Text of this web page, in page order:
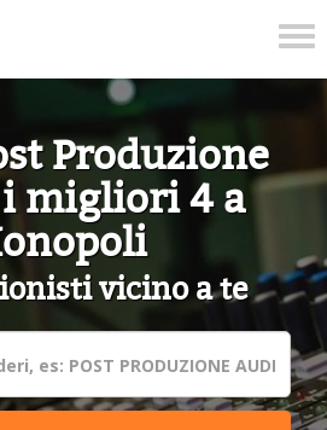
Produzione
migliori 4 a
vicino a te